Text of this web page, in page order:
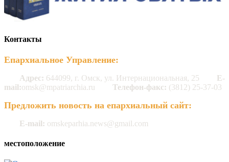
Контакты
Епархиальное Управление:
Адрес: 644099, г. Омск, ул. Интернациональная, 25
E-
mail:omsk@mpatriarchia.ru Телефон-факс: (3812) 25-37-03
Предложить новость на епархиальный сайт:
E-mail: omskeparhia.news@gmail.com
местоположение